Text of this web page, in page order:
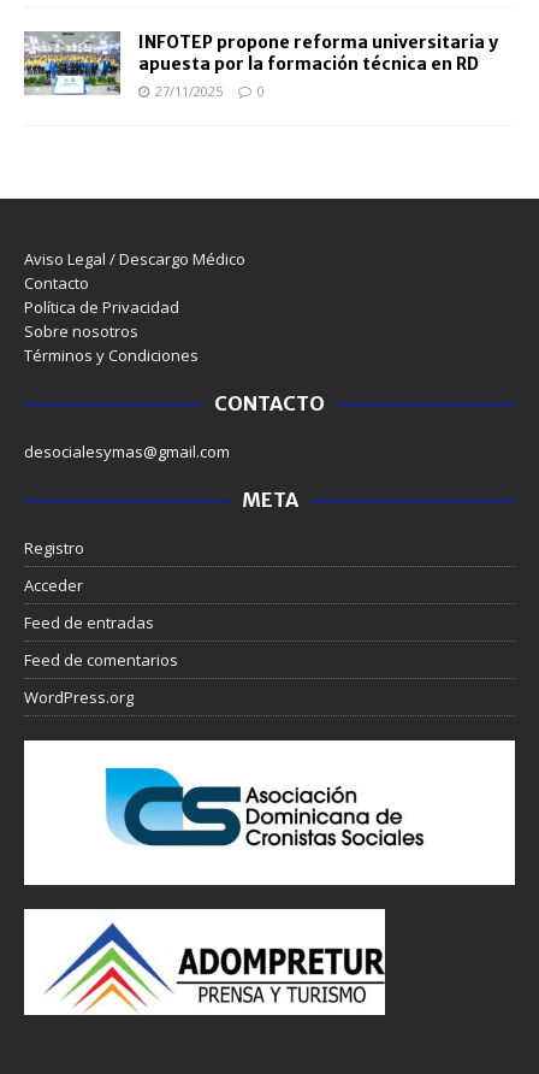
INFOTEP propone reforma universitaria y
apuesta por la formación técnica en RD
27/11/2025 0
Aviso Legal / Descargo Médico
Contacto
Política de Privacidad
Sobre nosotros
Términos y Condiciones
CONTACTO
desocialesymas@gmail.com
META
Registro
Acceder
Feed de entradas
Feed de comentarios
WordPress.org